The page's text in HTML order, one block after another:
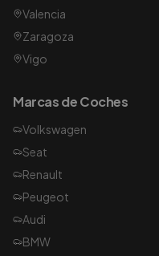
Valencia
Zaragoza
Vigo
Marcas de Coches
Volkswagen
Seat
Renault
Peugeot
Audi
BMW